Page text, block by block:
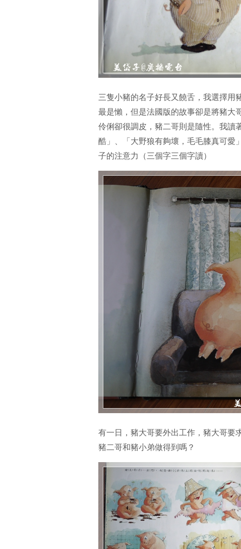
三隻小豬的名子好長又饒舌，我選擇用
最是懶，但是法國版的故事卻是將豬大
伶俐卻很調皮，豬二哥則是隨性。我讀
酷」、「大野狼有夠壞，毛毛膝真可愛
子的注意力（三個字三個字讀）
有一日，豬大哥要外出工作，豬大哥要
豬二哥和豬小弟做得到嗎？